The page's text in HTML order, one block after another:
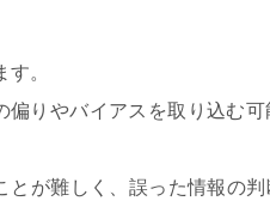
。
りやバイアスを取り込む
が難しく、誤った情報の判